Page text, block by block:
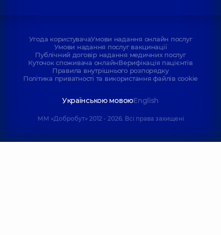
Угода користувачаУмови надання онлайн послуг
Умови надання послуг вакцинації
Публічний договір надання медичних послуг
Куточок споживача онлайнВерифікація пацієнтів
Правила внутрішнього розпорядку
Політика приватності та використання файлів cookie
Українською мовоюEnglish
ММ «Добробут» 2012 - 2026. Всі права захищені